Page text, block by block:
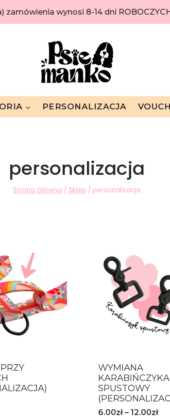
zamówienia wynosi 8-14 dni
PERSONALIZACJA
personalizacja
Strona Główna / Sklep / personalizacja
WYMIANA
SPUSTOWY
6.00zł – 12.00zł